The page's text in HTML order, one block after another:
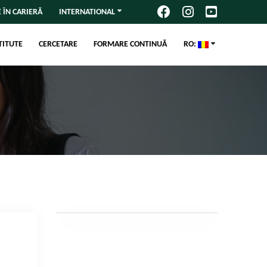
ÎN CARIERĂ INTERNATIONAL
CERCETARE FORMARE CONTINUĂ RO: